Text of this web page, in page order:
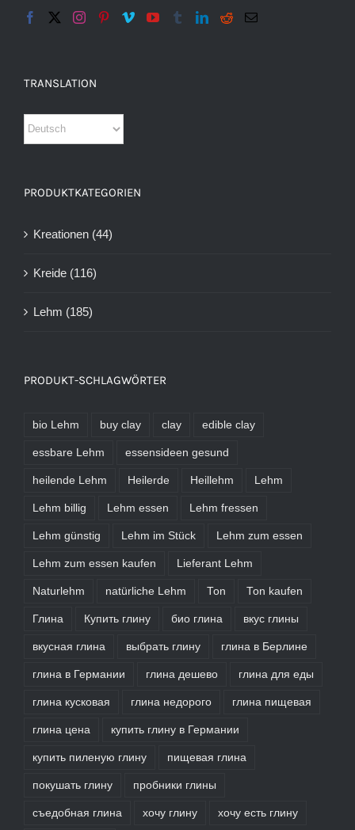
TRANSLATION
PRODUKTKATEGORIEN
Kreationen (44)
Kreide (116)
Lehm (185)
PRODUKT-SCHLAGWÖRTER
bio Lehm buy clay clay edible clay
essbare Lehm essensideen gesund
heilende Lehm Heilerde Heillehm Lehm
Lehm billig Lehm essen Lehm fressen
Lehm günstig Lehm im Stück Lehm zum essen
Lehm zum essen kaufen Lieferant Lehm
Naturlehm natürliche Lehm Ton Ton kaufen
Глина Купить глину био глина вкус глины
вкусная глина выбрать глину глина в Берлине
глина в Германии глина дешево глина для еды
глина кусковая глина недорого глина пищевая
глина цена купить глину в Германии
купить пиленую глину пищевая глина
покушать глину пробники глины
съедобная глина хочу глину хочу есть глину